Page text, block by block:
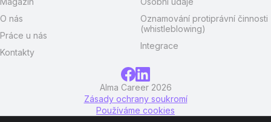
O nás
Práce u nás
Kontakty
Oznamování protiprávní činnosti
(whistleblowing)
Integrace
Alma Career 2026
Zásady ochrany soukromí
Používáme cookies